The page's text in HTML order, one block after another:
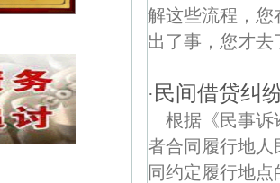
解这些流程，您
出了事，您才
· 民间借贷纠
根据《民事诉
者合同履行地
同约定履行地